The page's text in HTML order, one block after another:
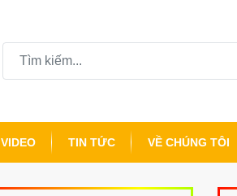
VIDEO TIN TỨC VỀ CHÚNG TÔI